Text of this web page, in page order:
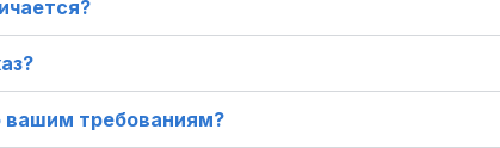
вашим требованиям?